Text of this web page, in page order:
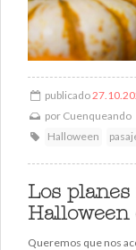
publicado
por Cuenqueando
Halloween
Los
Halloween
Queremos que nos